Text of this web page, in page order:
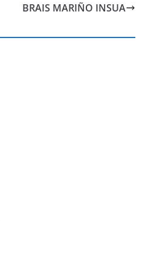
BRAIS MARIÑO INSUA